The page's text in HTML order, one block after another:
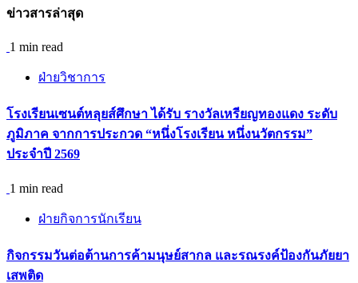
ข่าวสารล่าสุด
1 min read
ฝ่ายวิชาการ
โรงเรียนเซนต์หลุยส์ศึกษา ได้รับ รางวัลเหรียญทองแดง ระดับ
ภูมิภาค จากการประกวด “หนึ่งโรงเรียน หนึ่งนวัตกรรม”
ประจำปี 2569
1 min read
ฝ่ายกิจการนักเรียน
กิจกรรม​วันต่อต้านการค้ามนุษย์สากล และรณรงค์ป้องกันภัยยา
เสพติด